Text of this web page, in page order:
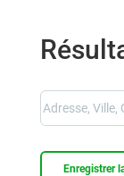
Enregistrer